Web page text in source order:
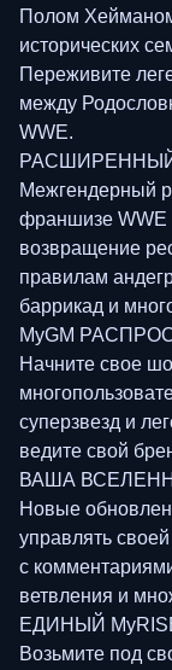
Полом
исторических
Переживите
между
WWE.
Межгендерный
франшизе WWE
возвращение
правилам
баррикад и
MyGM
Начните свое
суперзвезд и
ведите свой
ВАША
Новые
управлять
с
ветвления и
ЕДИНЫЙ
Возьмите под